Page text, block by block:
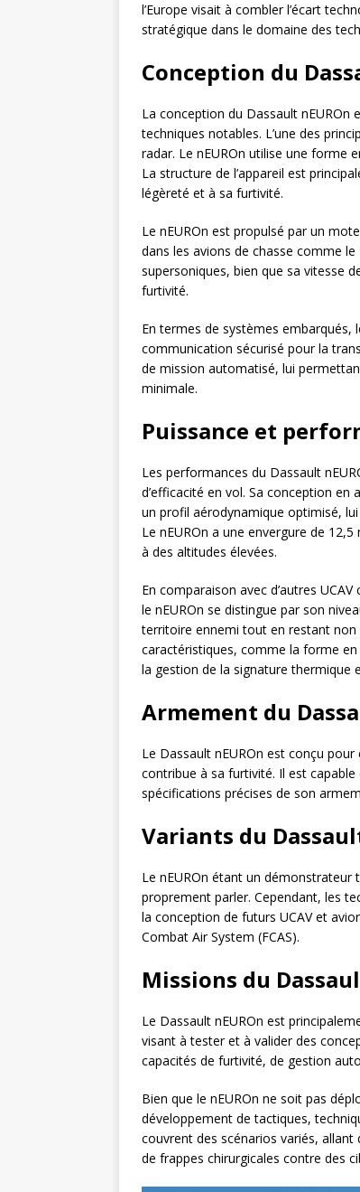
l’Europe visait à combler l’écart
stratégique dans le domaine des
Conception du
La conception du Dassault
techniques notables. L’une des
radar. Le nEUROn utilise une forme
La structure de l’appareil est
légèreté et à sa furtivité.
Le nEUROn est propulsé par un
dans les avions de chasse comme
supersoniques, bien que sa vitesse
furtivité.
En termes de systèmes embarqués,
communication sécurisé pour la
de mission automatisé, lui
minimale.
Puissance et
Les performances du Dassault
d’efficacité en vol. Sa conception
un profil aérodynamique optimisé,
Le nEUROn a une envergure de
à des altitudes élevées.
En comparaison avec d’autres UCAV
le nEUROn se distingue par son
territoire ennemi tout en restant non
caractéristiques, comme la forme
la gestion de la signature thermique
Armement du
Le Dassault nEUROn est conçu
contribue à sa furtivité. Il est
spécifications précises de son
Variants du
Le nEUROn étant un démonstrateur
proprement parler. Cependant, les
la conception de futurs UCAV et
Combat Air System (FCAS).
Missions du
Le Dassault nEUROn est
visant à tester et à valider des
capacités de furtivité, de gestion
Bien que le nEUROn ne soit pas
développement de tactiques,
couvrent des scénarios variés,
de frappes chirurgicales contre des